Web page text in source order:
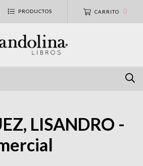
PRODUCTOS CARRITO 0
LISANDRO -